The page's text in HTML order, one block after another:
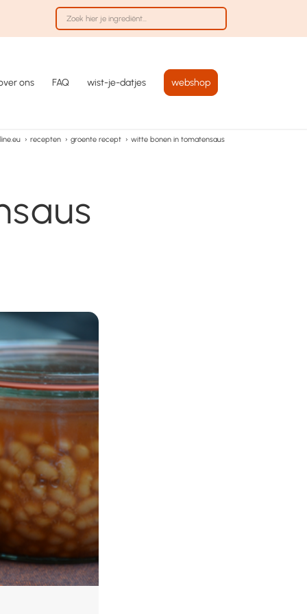
ons FAQ wist-je-datjes webshop
› recepten › groente recept › witte bonen in tomatensaus